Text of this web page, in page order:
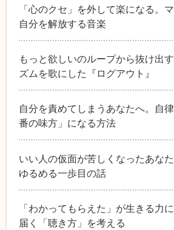
「心のクセ」を外して楽になる。
自分を解放する音楽
もっと欲しいのループから抜け出
ズムを歌にした『ログアウト』
自分を責めてしまうあなたへ。自
番の味方」になる方法
いい人の仮面が苦しくなったあな
ゆるめる一歩目の話
「わかってもらえた」が生きる力
届く「聴き方」を考える